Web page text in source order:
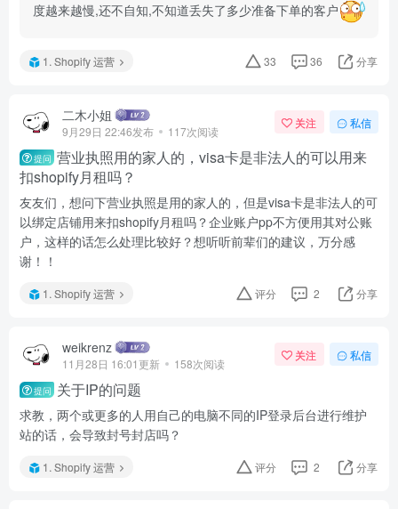
度越来越慢,还不自知,不知道丢失了多少准备下单的客户
1. Shopify 运营 33 36 分享
二木小姐
9月29日 22:46发布 117次阅读
关注 私信
提问 营业执照用的家人的，visa卡是非法人的可以用来
扣shopify月租吗？
友友们，想问下营业执照是用的家人的，但是visa卡是非法人的可
以绑定店铺用来扣shopify月租吗？企业账户pp不方便用其对公账
户，这样的话怎么处理比较好？想听听前辈们的建议，万分感
谢！！
1. Shopify 运营 评分 2 分享
weikrenz
11月28日 16:01更新 158次阅读
关注 私信
提问 关于IP的问题
求教，两个或更多的人用自己的电脑不同的IP登录后台进行维护
站的话，会导致封号封店吗？
1. Shopify 运营 评分 2 分享